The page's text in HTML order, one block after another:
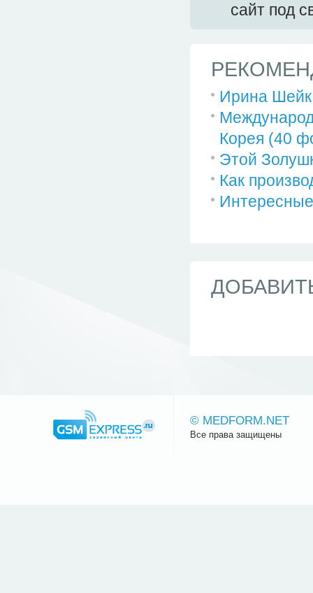
сайт под
Ирина Шейк
Корея (40
Этой
Как
© MEDFORM.NET
Все права защищены